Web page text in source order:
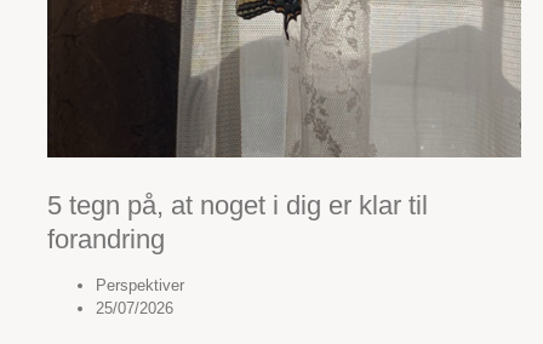
5 tegn på, at noget i dig er klar til
forandring
Perspektiver
25/07/2026